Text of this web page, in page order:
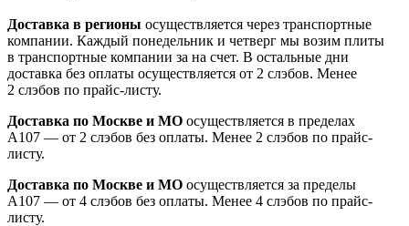
Доставка в регионы осуществляется через транспортные
компании. Каждый понедельник и четверг мы возим плиты
в транспортные компании за на счет. В остальные дни
доставка без оплаты осуществляется от 2 слэбов. Менее
2 слэбов по прайс-листу.
Доставка по Москве и МО осуществляется в пределах
А107 — от 2 слэбов без оплаты. Менее 2 слэбов по прайс-
листу.
Доставка по Москве и МО осуществляется за пределы
А107 — от 4 слэбов без оплаты. Менее 4 слэбов по прайс-
листу.